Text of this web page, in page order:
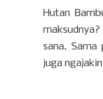
Hutan
sana. Sama
juga